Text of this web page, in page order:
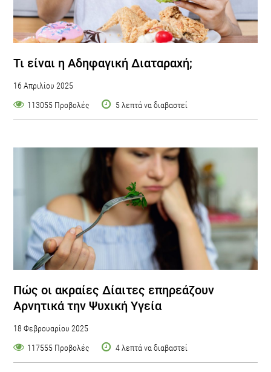
Τι είναι η Αδηφαγική Διαταραχή;
16 Απριλίου 2025
113055 Προβολές
5 λεπτά να διαβαστεί
Πώς οι ακραίες Δίαιτες επηρεάζουν
Αρνητικά την Ψυχική Υγεία
18 Φεβρουαρίου 2025
117555 Προβολές
4 λεπτά να διαβαστεί